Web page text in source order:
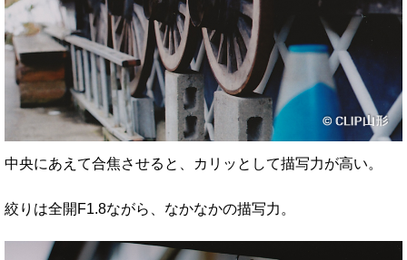
中央にあえて合焦させると、カリッとして描写力が高い。
絞りは全開F1.8ながら、なかなかの描写力。